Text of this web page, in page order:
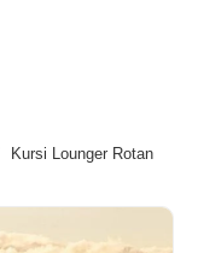
Kursi Lounger Rotan